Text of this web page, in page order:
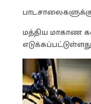
மத்திய மாகாண